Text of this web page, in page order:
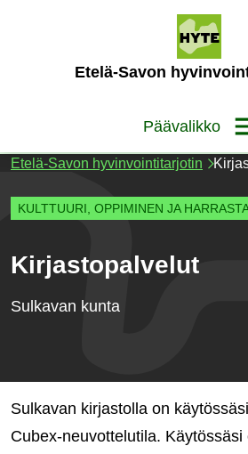
Etelä-Savon
Päävalikko
Etelä-Savon hyvinvointitarjotin
KULTTUURI, OPPIMINEN JA
Kirjastopalvelut
Sulkavan kunta
Sulkavan kirjastolla on
Cubex-neuvottelutila.